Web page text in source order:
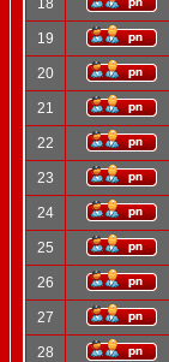
18
19
20
21
22
23
24
25
26
27
28